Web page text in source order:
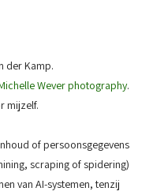
der Kamp.
Wever photography.
mijzelf.
of persoonsgegevens
scraping of spidering)
van AI-systemen, tenzij